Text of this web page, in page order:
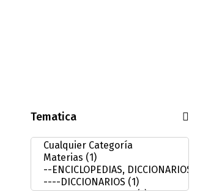
Tematica